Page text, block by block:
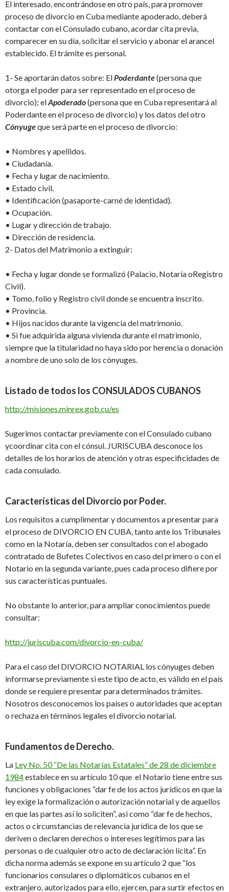
El interesado, encontrándose en otro país,parapromover
proceso de divorcio en Cuba mediante apoderado, deberá
contactar con elConsulado cubano,acordar citaprevia,
compareceren su día,solicitar el servicio y abonar el arancel
establecido. Eltrámite es personal.
1- Se aportarándatos sobre: ElPoderdante(persona que
otorga el poderpara ser representado en el proceso de
divorcio); elApoderado(persona que en Cuba representará al
Poderdante en el proceso de divorcio) y los datos delotro
Cónyugeque será parte en el proceso de divorcio:
• Nombres y apellidos.
• Ciudadanía.
• Fecha y lugar de nacimiento.
• Estado civil.
• Identificación(pasaporte-carné de identidad).
• Ocupación.
• Lugary direcciónde trabajo.
• Direcciónde residencia.
2- Datos del Matrimonio aextinguir:
• Fecha y lugar donde se formalizó (Palacio, Notaría oRegistro
Civil).
• Tomo, folio y Registro civildonde se encuentra inscrito.
• Provincia.
• Hijos nacidos durante la vigencia del matrimonio.
• Si fue adquirida alguna vivienda durante el matrimonio,
siempre que latitularidad no haya sido por herencia o donación
a nombre de uno solo de los cónyuges.
Listado de todos los CONSULADOS CUBANOS
http://misiones.minrex.gob.cu/es
Sugerimos contactar previamente con el Consulado cubano
ycoordinar cita con el cónsul. JURISCUBAdesconoce los
detalles de los horarios de atención y otras especificidades de
cada consulado.
Características del Divorcio por Poder.
Los requisitos a cumplimentar y documentos a presentar para
el proceso de DIVORCIO EN CUBA, tanto ante los Tribunales
como en la Notaría, deben ser consultados con el abogado
contratado de Bufetes Colectivos en caso del primero o conel
Notario en la segunda variante, pues cada proceso difiere por
sus características puntuales.
No obstante lo anterior, para ampliar conocimientos puede
consultar:
http://juriscuba.com/divorcio-en-cuba/
Para el caso del DIVORCIO NOTARIAL los cónyuges deben
informarsepreviamentesi este tipo de acto,es válido en el país
donde serequierepresentar para determinados trámites.
Nosotros desconocemos los países o autoridades que aceptan
o rechazaen términos legales el divorcio notarial.
Fundamentos de Derecho.
La Ley No. 50 “De las Notarías Estatales” de 28 de diciembre
1984establece en su artículo 10 que el Notario tiene entre sus
funciones y obligaciones “dar fe de los actos jurídicos en que la
ley exige la formalización o autorización notarial y de aquellos
en que las partes así lo soliciten”, asi como “dar fe de hechos,
actos o circunstancias de relevancia jurídica de los que se
deriven o declaren derechos o intereses legítimos para las
personas o de cualquier otro acto de declaración lícita”. En
dicha norma además se expone en su artículo 2 que “los
funcionarios consulares o diplomáticos cubanos en el
extranjero, autorizados para ello, ejercen, para surtir efectos en